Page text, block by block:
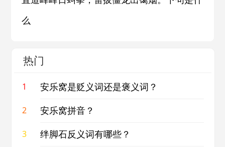
么
热门
1 安乐窝是贬义词还是褒义词？
2 安乐窝拼音？
3 绊脚石反义词有哪些？